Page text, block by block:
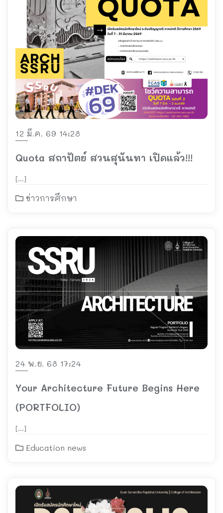
12 มี.ค. 69 14:28
Quota สถาปัตย์ สวนสุนันทา เปิดแล้ว!!!
[…]
ข่าวการศึกษา
24 พ.ย. 68 17:24
Your Architecture Future Begins Here
(PORTFOLIO)
[…]
Education news